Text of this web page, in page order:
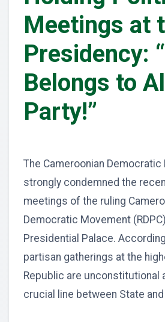
Meetings at
Presidency:
Belongs to
Party!”
The Cameroonian Democratic
strongly condemned the
meetings of the ruling
Democratic Movement
Presidential Palace.
partisan gatherings at the
Republic are unconstitutional
crucial line between State and